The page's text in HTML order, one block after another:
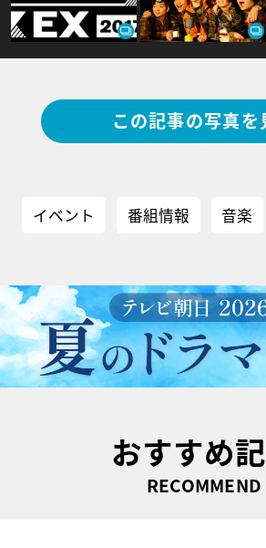
この記事の写真を
イベント 番組情報 音楽
おすすめ
RECOMMEND